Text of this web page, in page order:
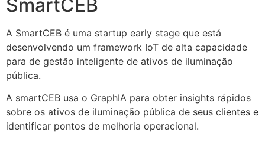
SmartCEB
A SmartCEB é uma startup early stage que está
desenvolvendo um framework IoT de alta capacidade
para de gestão inteligente de ativos de iluminação
pública.
A smartCEB usa o GraphIA para obter insights rápidos
sobre os ativos de iluminação pública de seus clientes e
identificar pontos de melhoria operacional.